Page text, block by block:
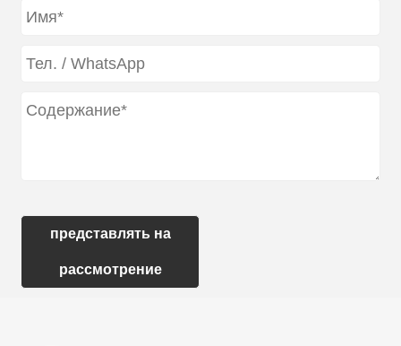
представлять на
рассмотрение